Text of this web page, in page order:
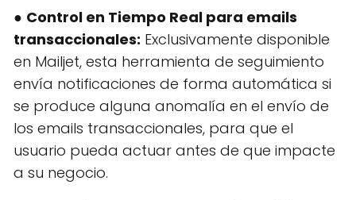
● Control en Tiempo Real para emails
transaccionales: Exclusivamente disponible
en Mailjet, esta herramienta de seguimiento
envía notificaciones de forma automática si
se produce alguna anomalía en el envío de
los emails transaccionales, para que el
usuario pueda actuar antes de que impacte
a su negocio.